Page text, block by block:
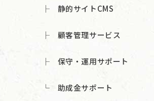
静的サイトCMS
顧客管理サービス
保守・運用サポート
助成金サポート